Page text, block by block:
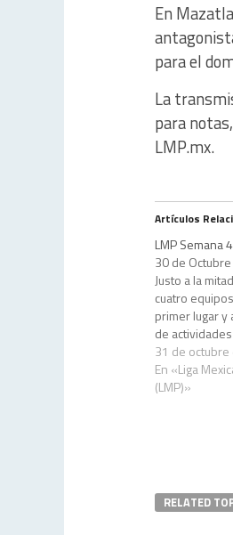
En
para el
La
para
LMP.mx.
Artículos
LMP Semana
30 de
Justo a la
cuatro
primer lugar y
de
inmejorable
haya choque
punteros
31 de
En «Liga
(LMP)»
RELATED